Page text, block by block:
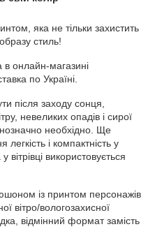
із принтом персонажів
вітро/вологозахисної
відмінний формат замість
після заходу сонця,
невеликих опадів і сирої
необхідно. Ще
і компактність у
вітрівці використовується
в онлайн-магазині
по Україні.
яка не тільки захистить
стиль!